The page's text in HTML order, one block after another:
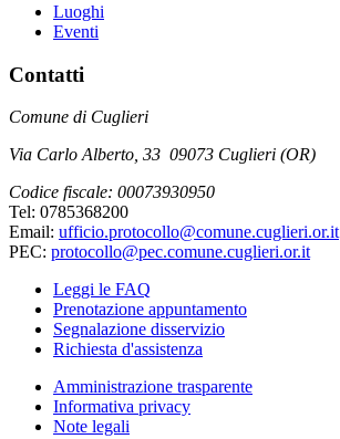
Luoghi
Eventi
Contatti
Comune di Cuglieri
Via Carlo Alberto, 33 09073 Cuglieri (OR)
Codice fiscale: 00073930950
Tel: 0785368200
Email: ufficio.protocollo@comune.cuglieri.or.it
PEC: protocollo@pec.comune.cuglieri.or.it
Leggi le FAQ
Prenotazione appuntamento
Segnalazione disservizio
Richiesta d'assistenza
Amministrazione trasparente
Informativa privacy
Note legali